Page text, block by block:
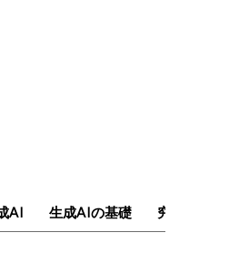
AI 生成AIの基礎 究極のAI